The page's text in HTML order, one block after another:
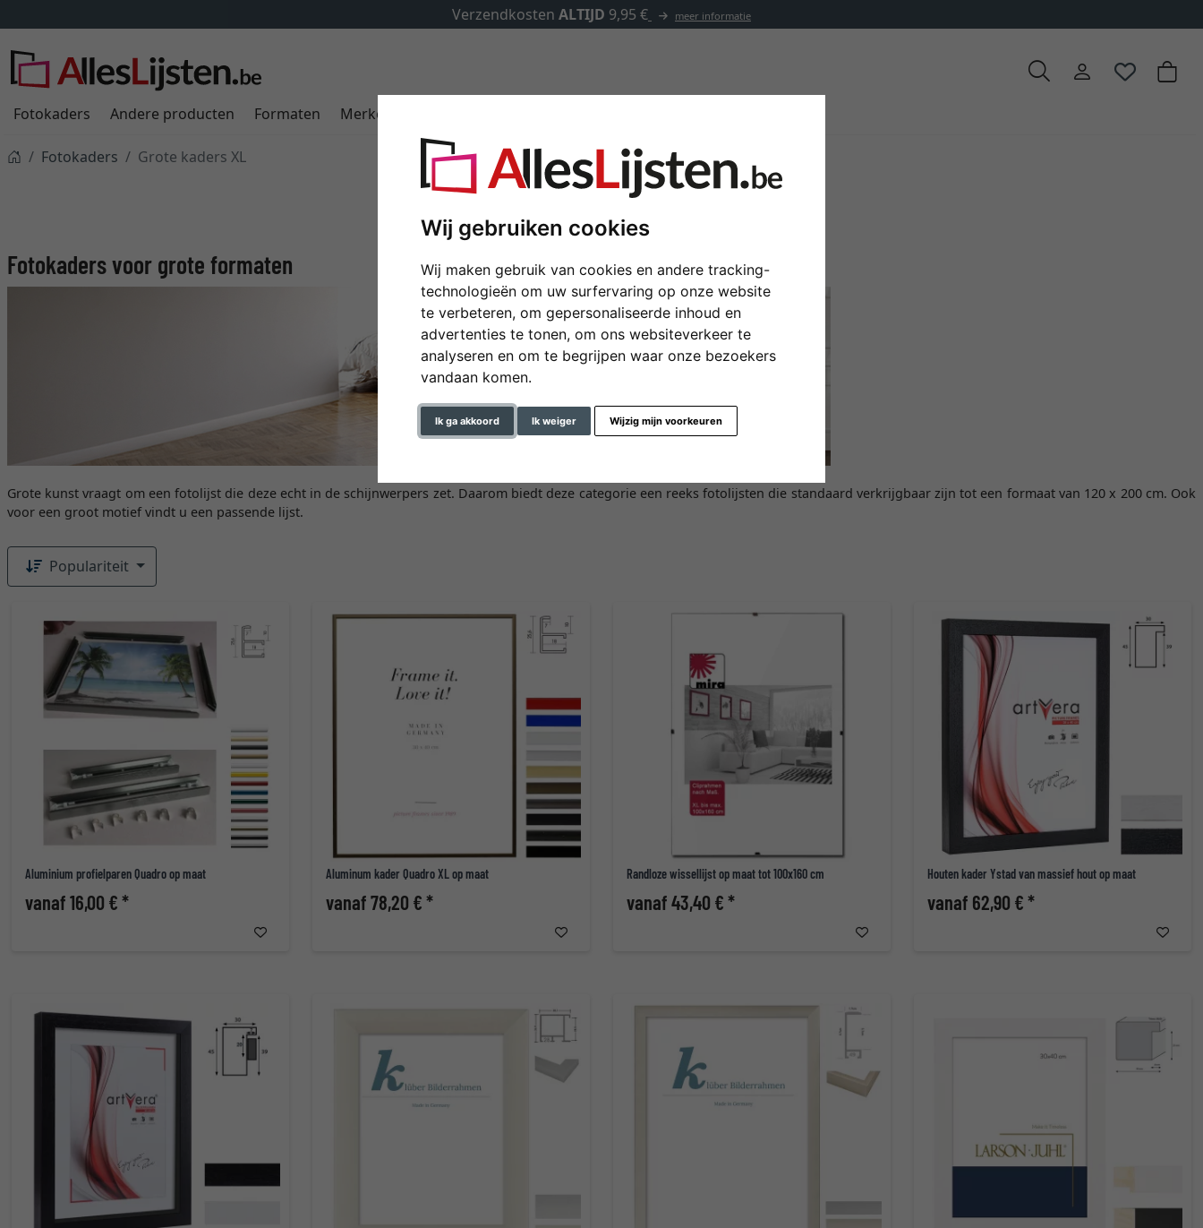
Wij gebruiken cookies
Wij maken gebruik van cookies en andere tracking-
technologieën om uw surfervaring op onze website
te verbeteren, om gepersonaliseerde inhoud en
advertenties te tonen, om ons websiteverkeer te
analyseren en om te begrijpen waar onze bezoekers
vandaan komen.
Ik ga akkoord Ik weiger Wijzig mijn voorkeuren
✓ 500.000 artikelen om uit te kiezen
Fotokaders Andere producten Formaten Merken
Fotokaders Grote kaders XL
Fotokaders voor grote formaten
Grote kunst vraagt om een fotolijst die deze echt in de schijnwerpers zet. Daarom biedt deze categorie een reeks fotolijsten die standaard verkrijgbaar zijn tot een formaat van 120 x 200 cm. Ook
voor een groot motief vindt u een passende lijst.
Populariteit
Aluminium profielparen Quadro op maat
vanaf 16,00 € *
Aluminum kader Quadro XL op maat
vanaf 78,20 € *
Randloze wissellijst op maat tot 100x160 cm
vanaf 43,40 € *
Houten kader Ystad van massief hout op maat
vanaf 62,90 € *